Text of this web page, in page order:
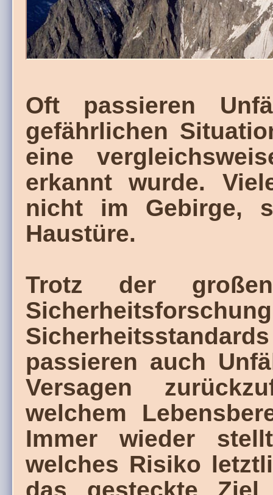
Oft passieren
gefährlichen
eine
erkannt wurde.
nicht im Gebirge,
Haustüre.
Trotz der
passieren auch
Versagen
welchem
Immer wieder
welches Risiko